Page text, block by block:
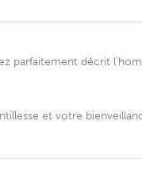
parfaitement décrit
et votre